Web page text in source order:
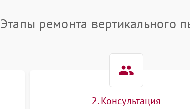
Этапы ремонта вертикального
2. Консультация